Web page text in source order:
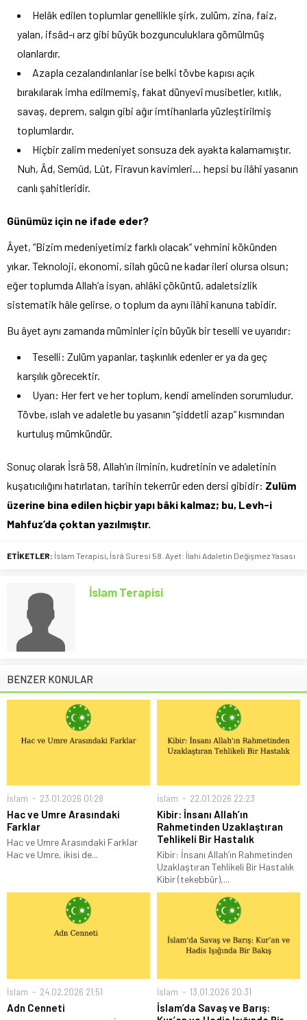
Helâk edilen toplumlar genellikle şirk, zulüm, zina, faiz,
yalan, ifsâd-ı arz gibi büyük bozgunculuklara gömülmüş
olanlardır.
Azapla cezalandırılanlar ise belki tövbe kapısı açık
bırakılarak imha edilmemiş, fakat dünyevî musibetler, kıtlık,
savaş, deprem, salgın gibi ağır imtihanlarla yüzleştirilmiş
toplumlardır.
Hiçbir zalim medeniyet sonsuza dek ayakta kalamamıştır.
Nuh, Âd, Semûd, Lût, Firavun kavimleri… hepsi bu ilâhî yasanın
canlı şahitleridir.
Günümüz için ne ifade eder?
Âyet, “Bizim medeniyetimiz farklı olacak” vehmini kökünden
yıkar. Teknoloji, ekonomi, silah gücü ne kadar ileri olursa olsun;
eğer toplumda Allah’a isyan, ahlâkî çöküntü, adaletsizlik
sistematik hâle gelirse, o toplum da aynı ilâhî kanuna tabidir.
Bu âyet aynı zamanda müminler için büyük bir teselli ve uyarıdır:
Teselli: Zulüm yapanlar, taşkınlık edenler er ya da geç
karşılık görecektir.
Uyarı: Her fert ve her toplum, kendi amelinden sorumludur.
Tövbe, ıslah ve adaletle bu yasanın “şiddetli azap” kısmından
kurtuluş mümkündür.
Sonuç olarak İsrâ 58, Allah’ın ilminin, kudretinin ve adaletinin
kuşatıcılığını hatırlatan, tarihin tekerrür eden dersi gibidir: Zulüm
üzerine bina edilen hiçbir yapı bâki kalmaz; bu, Levh-i
Mahfuz’da çoktan yazılmıştır.
ETİKETLER: İslam Terapisi İsrâ Suresi 58. Ayet: İlahi Adaletin Değişmez Yasası
İslam Terapisi
BENZER KONULAR
İslam 23.01.2026 01:28
Hac ve Umre Arasındaki
Farklar
Hac ve Umre Arasındaki Farklar
Hac ve Umre, ikisi de...
İslam 22.01.2026 22:23
Kibir: İnsanı Allah’ın
Rahmetinden Uzaklaştıran
Tehlikeli Bir Hastalık
Kibir: İnsanı Allah’ın Rahmetinden
Uzaklaştıran Tehlikeli Bir Hastalık
Kibir (tekebbür),...
İslam 24.02.2026 21:51
Adn Cenneti
İslam 13.01.2026 20:31
İslam’da Savaş ve Barış: